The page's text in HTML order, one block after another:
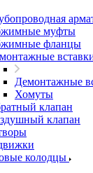
муфты
фланцы
Демонтажные
Хомуты
клапан
клапан
колодцы